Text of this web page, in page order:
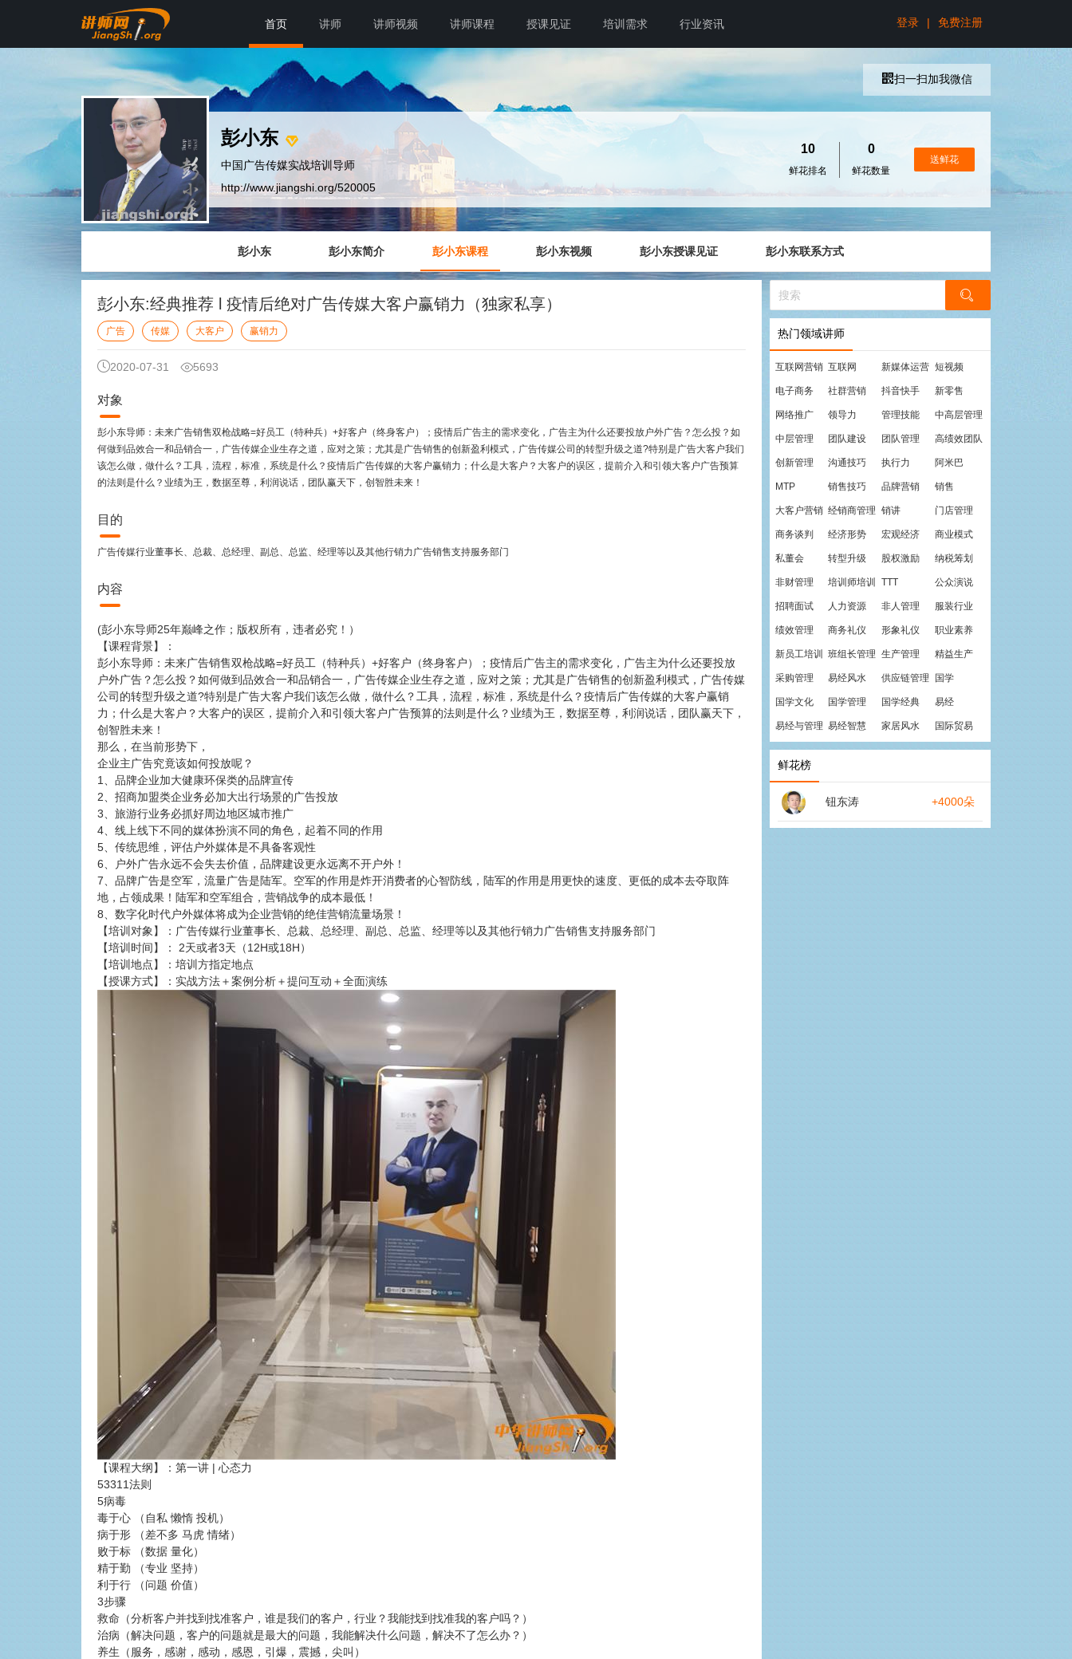
首页 讲师 讲师视频 讲师课程 授课见证 培训需求 行业资讯 登录 | 免费注册
彭小东
中国广告传媒实战培训导师
http://www.jiangshi.org/520005
10
鲜花排名
0
鲜花数量
送鲜花
扫一扫加我微信
彭小东 彭小东简介 彭小东课程 彭小东视频 彭小东授课见证 彭小东联系方式
彭小东:经典推荐 l 疫情后绝对广告传媒大客户赢销力（独家私享）
广告 传媒 大客户 赢销力
2020-07-31 5693
对象
彭小东导师：未来广告销售双枪战略=好员工（特种兵）+好客户（终身客户）；疫情后广告主的需求变化，广告主为什么还要投放户外广告？怎么投？如
何做到品效合一和品销合一，广告传媒企业生存之道，应对之策；尤其是广告销售的创新盈利模式，广告传媒公司的转型升级之道?特别是广告大客户我们
该怎么做，做什么？工具，流程，标准，系统是什么？疫情后广告传媒的大客户赢销力；什么是大客户？大客户的误区，提前介入和引领大客户广告预算
的法则是什么？业绩为王，数据至尊，利润说话，团队赢天下，创智胜未来！
目的
广告传媒行业董事长、总裁、总经理、副总、总监、经理等以及其他行销力广告销售支持服务部门
内容
(彭小东导师25年巅峰之作；版权所有，违者必究！）
【课程背景】：
彭小东导师：未来广告销售双枪战略=好员工（特种兵）+好客户（终身客户）；疫情后广告主的需求变化，广告主为什么还要投放
户外广告？怎么投？如何做到品效合一和品销合一，广告传媒企业生存之道，应对之策；尤其是广告销售的创新盈利模式，广告传媒
公司的转型升级之道?特别是广告大客户我们该怎么做，做什么？工具，流程，标准，系统是什么？疫情后广告传媒的大客户赢销
力；什么是大客户？大客户的误区，提前介入和引领大客户广告预算的法则是什么？业绩为王，数据至尊，利润说话，团队赢天下，
创智胜未来！
那么，在当前形势下，
企业主广告究竟该如何投放呢？
1、品牌企业加大健康环保类的品牌宣传
2、招商加盟类企业务必加大出行场景的广告投放
3、旅游行业务必抓好周边地区城市推广
4、线上线下不同的媒体扮演不同的角色，起着不同的作用
5、传统思维，评估户外媒体是不具备客观性
6、户外广告永远不会失去价值，品牌建设更永远离不开户外！
7、品牌广告是空军，流量广告是陆军。空军的作用是炸开消费者的心智防线，陆军的作用是用更快的速度、更低的成本去夺取阵
地，占领成果！陆军和空军组合，营销战争的成本最低！
8、数字化时代户外媒体将成为企业营销的绝佳营销流量场景！
【培训对象】：广告传媒行业董事长、总裁、总经理、副总、总监、经理等以及其他行销力广告销售支持服务部门
【培训时间】： 2天或者3天（12H或18H）
【培训地点】：培训方指定地点
【授课方式】：实战方法＋案例分析＋提问互动＋全面演练
【课程大纲】：第一讲 | 心态力
53311法则
5病毒
毒于心 （自私 懒惰 投机）
病于形 （差不多 马虎 情绪）
败于标 （数据 量化）
精于勤 （专业 坚持）
利于行 （问题 价值）
3步骤
救命（分析客户并找到找准客户，谁是我们的客户，行业？我能找到找准我的客户吗？）
治病（解决问题，客户的问题就是最大的问题，我能解决什么问题，解决不了怎么办？）
养生（服务，感谢，感动，感恩，引爆，震撼，尖叫）
热门领域讲师
互联网营销 互联网 新媒体运营 短视频
电子商务 社群营销 抖音快手 新零售
网络推广 领导力 管理技能 中高层管理
中层管理 团队建设 团队管理 高绩效团队
创新管理 沟通技巧 执行力 阿米巴
MTP 销售技巧 品牌营销 销售
大客户营销 经销商管理 销讲 门店管理
商务谈判 经济形势 宏观经济 商业模式
私董会 转型升级 股权激励 纳税筹划
非财管理 培训师培训 TTT 公众演说
招聘面试 人力资源 非人管理 服装行业
绩效管理 商务礼仪 形象礼仪 职业素养
新员工培训 班组长管理 生产管理 精益生产
采购管理 易经风水 供应链管理 国学
国学文化 国学管理 国学经典 易经
易经与管理 易经智慧 家居风水 国际贸易
鲜花榜
钮东涛 +4000朵